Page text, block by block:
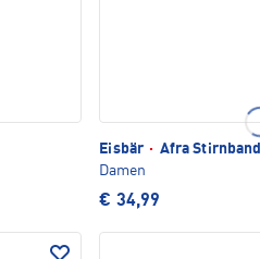
Eisbär · Afra Stirnband
Damen
€ 34,99